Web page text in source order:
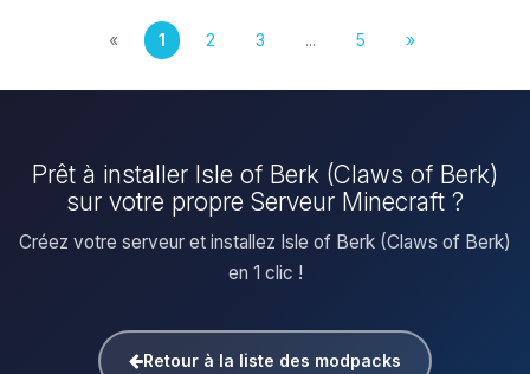
« 1 2 3 ... 5 »
Prêt à installer Isle of Berk (Claws of Berk)
sur votre propre Serveur Minecraft ?
Créez votre serveur et installez Isle of Berk (Claws of Berk)
en 1 clic !
Retour à la liste des modpacks